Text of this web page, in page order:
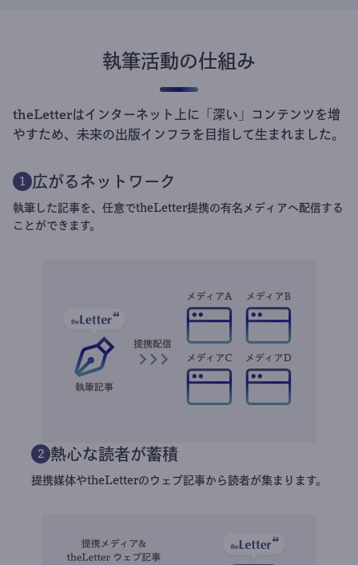
執筆活動の仕組み
theLetterはインターネット上に「深い」コンテンツを増
やすため、未来の出版インフラを目指して生まれました。
1 広がるネットワーク
執筆した記事を、任意でtheLetter提携の有名メディアへ配信する
ことができます。
2 熱心な読者が蓄積
提携媒体やtheLetterのウェブ記事から読者が集まります。